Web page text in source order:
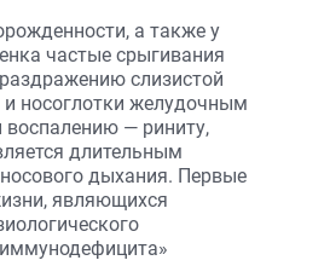
а также у
частые срыгивания
слизистой
и носоглотки желудочным
— риниту,
длительным
дыхания. Первые
являющихся